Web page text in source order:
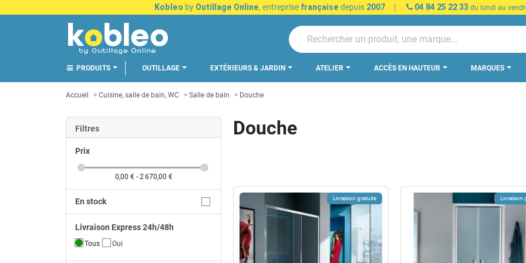
Kobleo by Outillage Online, entreprise française depuis 2007 | 04 84 25 22 33 du lundi au
PRODUITS OUTILLAGE EXTÉRIEURS & JARDIN ATELIER ACCÈS EN HAUTEUR MARQUES
Accueil Cuisine, salle de bain, WC Salle de bain Douche
Filtres
Prix
0,00 € - 2 670,00 €
En stock
Livraison Express 24h/48h
Tous Oui
Douche
Livraison gratuite Livraison